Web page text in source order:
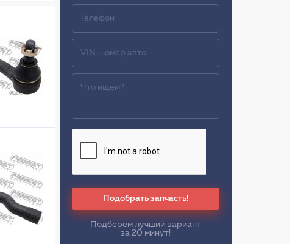
Подобрать запчасть!
Подберем лучший вариант
за 20 минут!